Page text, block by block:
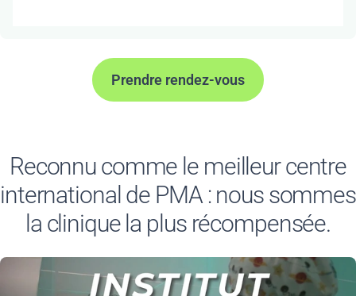
Prendre rendez-vous
Reconnu comme le meilleur centre
international de PMA : nous sommes
la clinique la plus récompensée.